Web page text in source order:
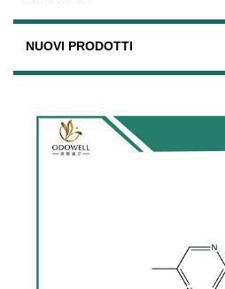
NUOVI PRODOTTI